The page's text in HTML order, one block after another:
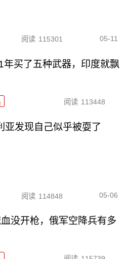
阅读 115301 05-11
年买了五种武器，印度就飘
阅读 113448
亚发现自己似乎被耍了
阅读 114848 05-06
没开枪，俄军空降兵有多